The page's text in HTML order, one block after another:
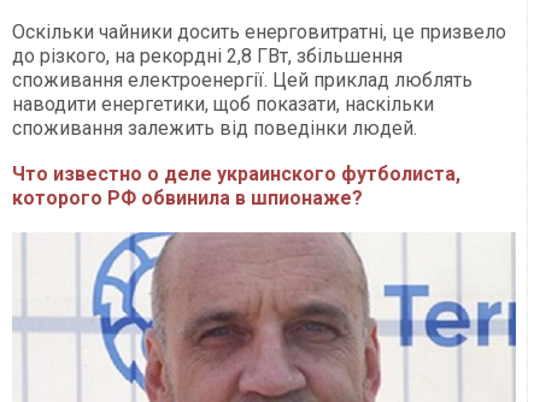
Оскільки чайники досить енерговитратні, це призвело
до різкого, на рекордні 2,8 ГВт, збільшення
споживання електроенергії. Цей приклад люблять
наводити енергетики, щоб показати, наскільки
споживання залежить від поведінки людей.
Что известно о деле украинского футболиста,
которого РФ обвинила в шпионаже?